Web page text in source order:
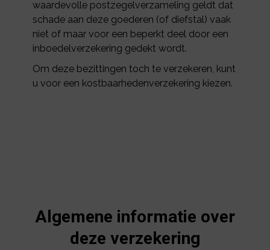
waardevolle postzegelverzameling geldt dat
schade aan deze goederen (of diefstal) vaak
niet of maar voor een beperkt deel door een
inboedelverzekering gedekt wordt.
Om deze bezittingen toch te verzekeren, kunt
u voor een kostbaarhedenverzekering kiezen.
Algemene informatie over
deze verzekering